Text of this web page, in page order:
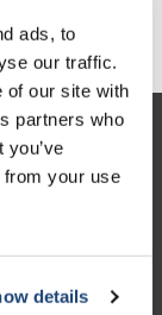
ads, to
our traffic.
of our site with
partners who
from your use
details